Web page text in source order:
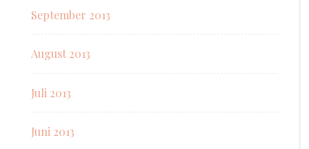
September 2013
August 2013
Juli 2013
Juni 2013